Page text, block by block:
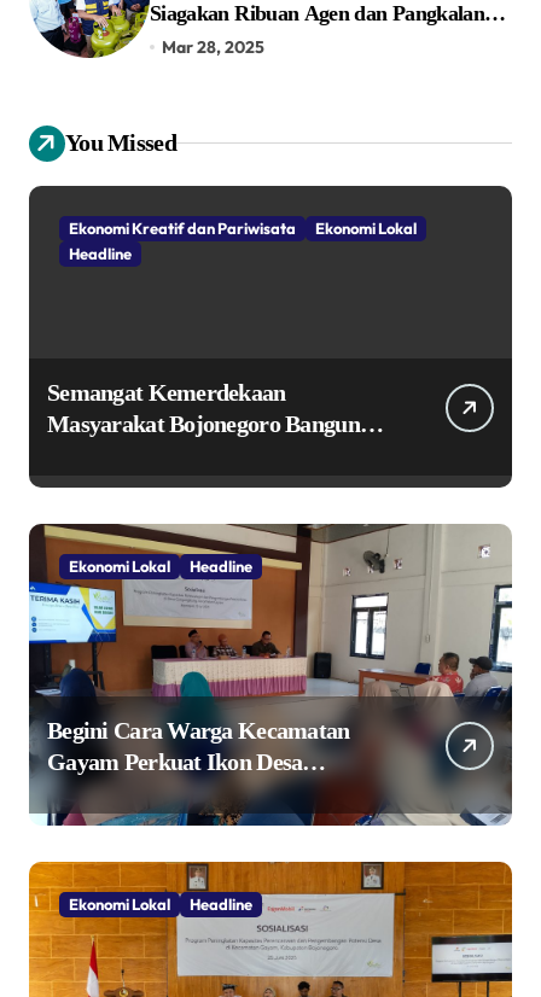
Siagakan Ribuan Agen dan Pangkalan
LPG 3 Kg
Mar 28, 2025
You Missed
Ekonomi Kreatif dan Pariwisata
Ekonomi Lokal
Headline
Semangat Kemerdekaan
Masyarakat Bojonegoro Bangun
Ekonomi Lokal Headline
Begini Cara Warga Kecamatan
Gayam Perkuat Ikon Desa
Penggerak Ekonomi Lokal Melalui
TPID
Ekonomi Lokal Headline